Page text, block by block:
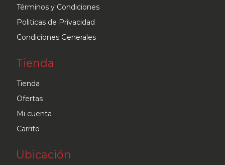
Términos y Condiciones
Politicas de Privacidad
Condiciones Generales
Tienda
Tienda
Ofertas
Mi cuenta
Carrito
Ubicación